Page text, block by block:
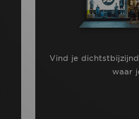
Vind je
waar